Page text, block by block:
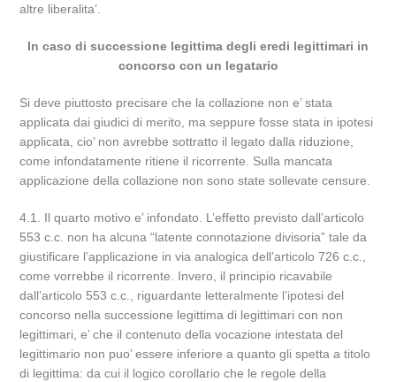
altre liberalita’.
In caso di successione legittima degli eredi legittimari in
concorso con un legatario
Si deve piuttosto precisare che la collazione non e’ stata
applicata dai giudici di merito, ma seppure fosse stata in ipotesi
applicata, cio’ non avrebbe sottratto il legato dalla riduzione,
come infondatamente ritiene il ricorrente. Sulla mancata
applicazione della collazione non sono state sollevate censure.
4.1. Il quarto motivo e’ infondato. L’effetto previsto dall’articolo
553 c.c. non ha alcuna “latente connotazione divisoria” tale da
giustificare l’applicazione in via analogica dell’articolo 726 c.c.,
come vorrebbe il ricorrente. Invero, il principio ricavabile
dall’articolo 553 c.c., riguardante letteralmente l’ipotesi del
concorso nella successione legittima di legittimari con non
legittimari, e’ che il contenuto della vocazione intestata del
legittimario non puo’ essere inferiore a quanto gli spetta a titolo
di legittima: da cui il logico corollario che le regole della